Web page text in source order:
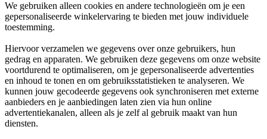
We gebruiken alleen cookies en andere technologieën om je een
gepersonaliseerde winkelervaring te bieden met jouw individuele
toestemming.
Hiervoor verzamelen we gegevens over onze gebruikers, hun
gedrag en apparaten. We gebruiken deze gegevens om onze website
voortdurend te optimaliseren, om je gepersonaliseerde advertenties
en inhoud te tonen en om gebruiksstatistieken te analyseren. We
kunnen jouw gecodeerde gegevens ook synchroniseren met externe
aanbieders en je aanbiedingen laten zien via hun online
advertentiekanalen, alleen als je zelf al gebruik maakt van hun
diensten.